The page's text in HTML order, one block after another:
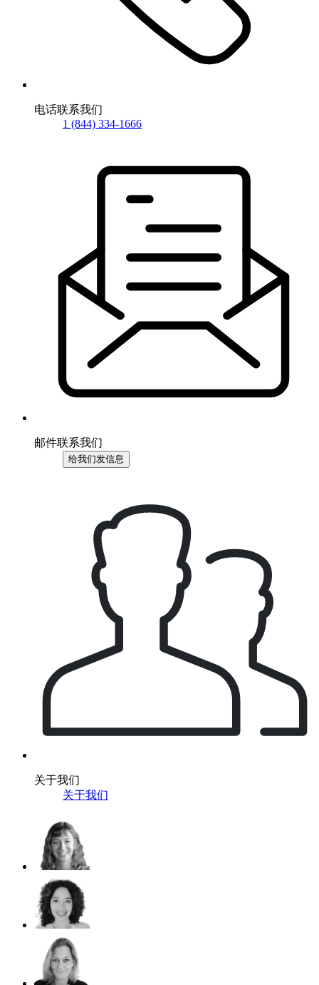
电话联系我们
1 (844) 334-1666
邮件联系我们
给我们发信息
关于我们
关于我们